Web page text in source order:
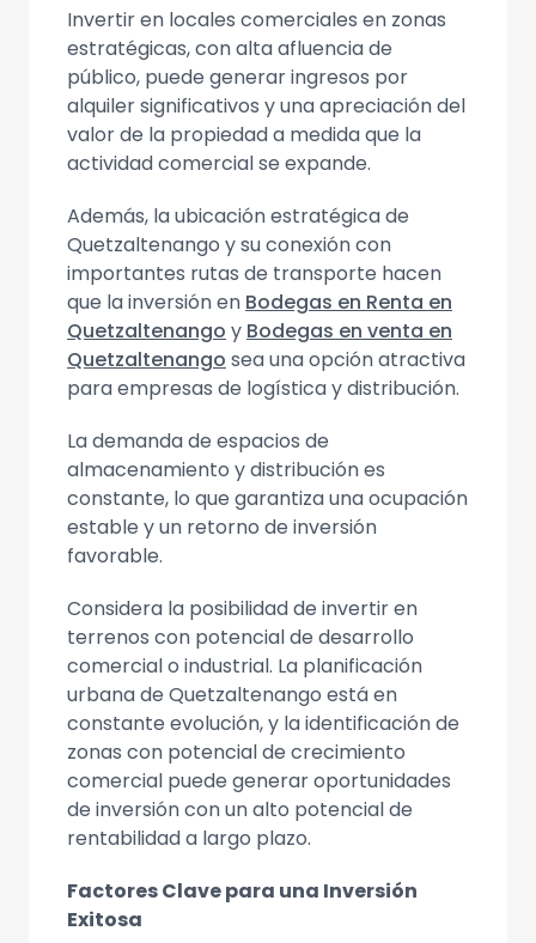
Invertir en locales comerciales en zonas
estratégicas, con alta afluencia de
público, puede generar ingresos por
alquiler significativos y una apreciación del
valor de la propiedad a medida que la
actividad comercial se expande.
Además, la ubicación estratégica de
Quetzaltenango y su conexión con
importantes rutas de transporte hacen
que la inversión en Bodegas en Renta en
Quetzaltenango y Bodegas en venta en
Quetzaltenango sea una opción atractiva
para empresas de logística y distribución.
La demanda de espacios de
almacenamiento y distribución es
constante, lo que garantiza una ocupación
estable y un retorno de inversión
favorable.
Considera la posibilidad de invertir en
terrenos con potencial de desarrollo
comercial o industrial. La planificación
urbana de Quetzaltenango está en
constante evolución, y la identificación de
zonas con potencial de crecimiento
comercial puede generar oportunidades
de inversión con un alto potencial de
rentabilidad a largo plazo.
Factores Clave para una Inversión
Exitosa